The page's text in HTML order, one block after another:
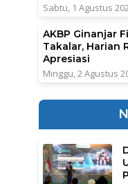
Sabtu, 1 Agustus
AKBP Ginanjar
Takalar, Harian
Apresiasi
Minggu, 2 Agustus